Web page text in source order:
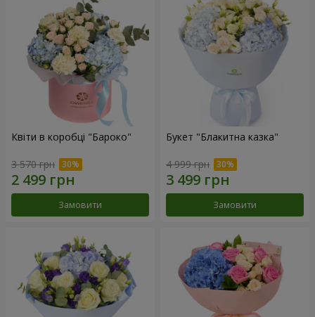
Квіти в коробці "Бароко"
3 570 грн
Замовити
Букет "Блакитна казка"
4 999 грн
Замовити